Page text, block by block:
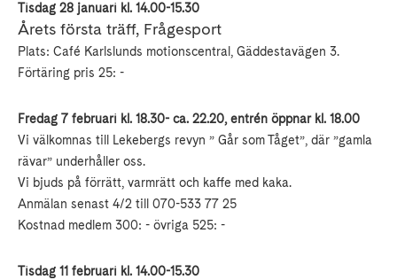
Tisdag 28 januari kl. 14.00-15.30
Årets första träff, Frågesport
Plats: Café Karlslunds motionscentral, Gäddestavägen 3.
Förtäring pris 25: -
Fredag 7 februari kl. 18.30- ca. 22.20, entrén öppnar kl. 18.00
Vi välkomnas till Lekebergs revyn ” Går som Tåget”, där ”gamla
rävar” underhåller oss.
Vi bjuds på förrätt, varmrätt och kaffe med kaka.
Anmälan senast 4/2 till 070-533 77 25
Kostnad medlem 300: - övriga 525: -
Tisdag 11 februari kl. 14.00-15.30